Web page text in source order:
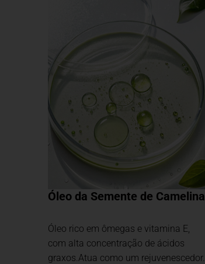
Óleo da Semente de Camelina
Óleo rico em ômegas e vitamina E,
com alta concentração de ácidos
graxos.Atua como um rejuvenescedor.